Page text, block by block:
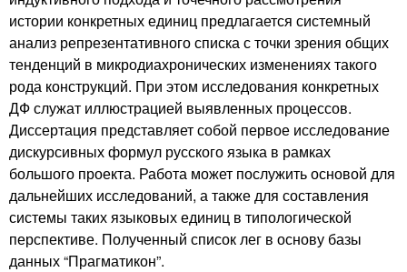
истории конкретных единиц предлагается системный
анализ репрезентативного списка с точки зрения общих
тенденций в микродиахронических изменениях такого
рода конструкций. При этом исследования конкретных
ДФ служат иллюстрацией выявленных процессов.
Диссертация представляет собой первое исследование
дискурсивных формул русского языка в рамках
большого проекта. Работа может послужить основой для
дальнейших исследований, а также для составления
системы таких языковых единиц в типологической
перспективе. Полученный список лег в основу базы
данных “Прагматикон”.